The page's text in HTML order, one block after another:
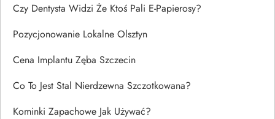
Czy Dentysta Widzi Że Ktoś Pali E-Papierosy?
Pozycjonowanie Lokalne Olsztyn
Cena Implantu Zęba Szczecin
Co To Jest Stal Nierdzewna Szczotkowana?
Kominki Zapachowe Jak Używać?